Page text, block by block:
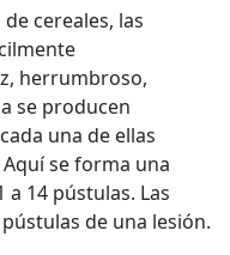
cereales, las
herrumbroso,
se producen
una de ellas
se forma una
14 pústulas. Las
de una lesión.